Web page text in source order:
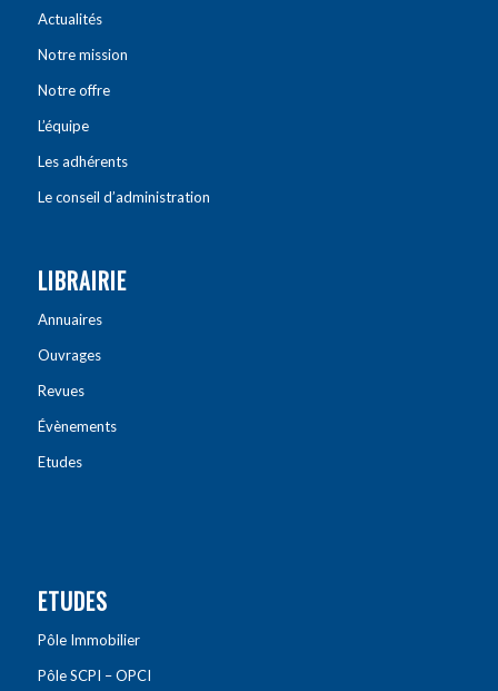
Actualités
Notre mission
Notre offre
L’équipe
Les adhérents
Le conseil d’administration
LIBRAIRIE
Annuaires
Ouvrages
Revues
Évènements
Etudes
ETUDES
Pôle Immobilier
Pôle SCPI – OPCI